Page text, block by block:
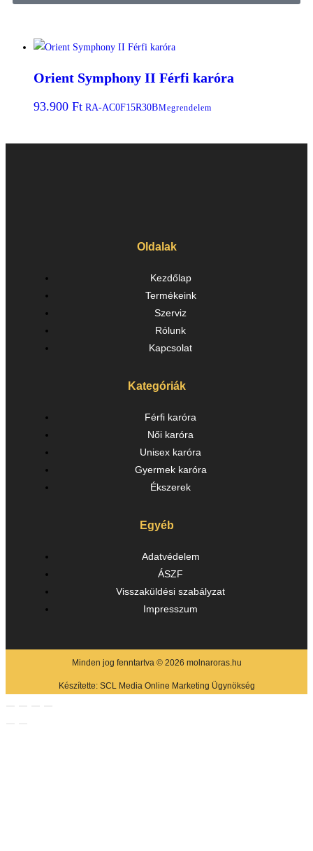
Orient Symphony II Férfi karóra
93.900 Ft RA-AC0F15R30BMegrendelem
Oldalak
Kezdőlap
Termékeink
Szerviz
Rólunk
Kapcsolat
Kategóriák
Férfi karóra
Női karóra
Unisex karóra
Gyermek karóra
Ékszerek
Egyéb
Adatvédelem
ÁSZF
Visszaküldési szabályzat
Impresszum
Minden jog fenntartva © 2026 molnaroras.hu
Készítette: SCL Media Online Marketing Ügynökség